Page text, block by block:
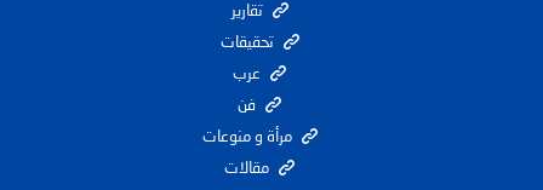
تقارير
تحقيقات
عرب
فن
مرأة و منوعات
مقالات